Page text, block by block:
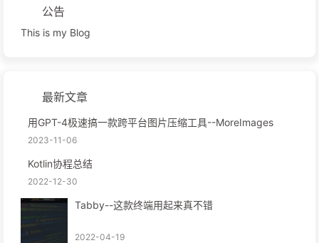
公告
This is my Blog
最新文章
用GPT-4极速搞一款跨平台图片压缩工具--MoreImages
2023-11-06
Kotlin协程总结
2022-12-30
Tabby--这款终端用起来真不错
2022-04-19